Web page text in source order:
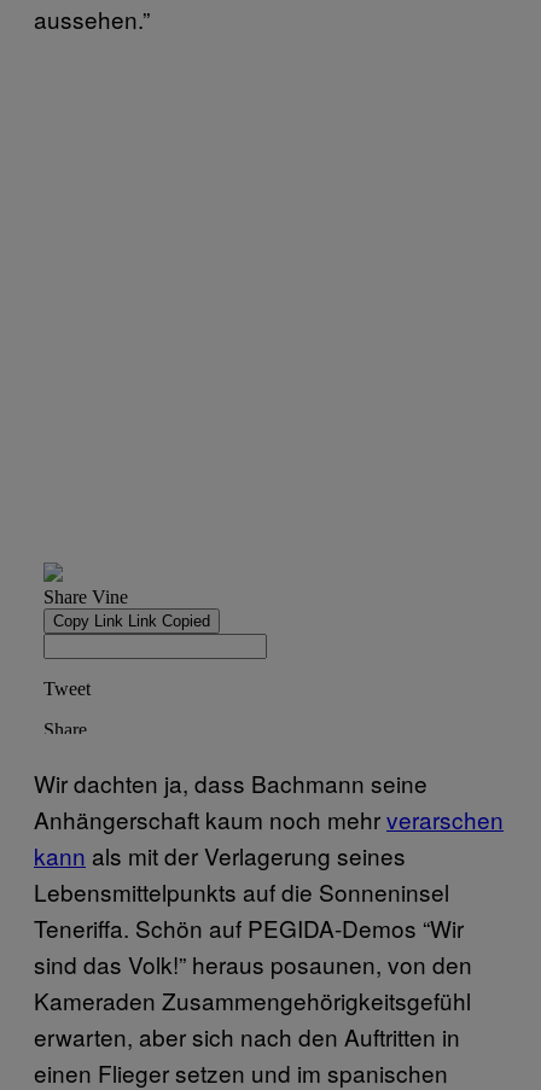
aussehen.”
Wir dachten ja, dass Bachmann seine
Anhängerschaft kaum noch mehrverarschen
kann als mit der Verlagerung seines
Lebensmittelpunkts auf die Sonneninsel
Teneriffa. Schön auf PEGIDA-Demos “Wir
sind das Volk!” heraus posaunen, von den
Kameraden Zusammengehörigkeitsgefühl
erwarten, aber sich nach den Auftritten in
einen Flieger setzen und im spanischen